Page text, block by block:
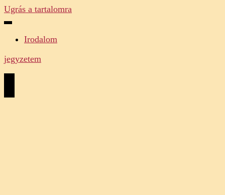
Ugrás a tartalomra
Irodalom
jegyzetem